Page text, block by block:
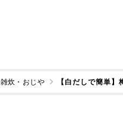
雑炊・おじや 【白だしで簡単】